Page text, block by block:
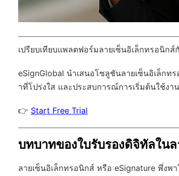
เปรียบเทียบแพลตฟอร์มลายเซ็นอิเล็กทรอนิก
eSignGlobal นำเสนอโซลูชันลายเซ็นอิเล็ก
าที่โปร่งใส และประสบการณ์การเริ่มต้นใช้งา
👉 Start Free Trial
บทบาทของใบรับรองดิจิทัลใน
ลายเซ็นอิเล็กทรอนิกส์ หรือ eSignature พึ่ง